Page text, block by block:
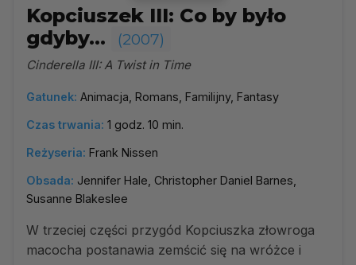
Kopciuszek III: Co by było
gdyby...
(2007)
Cinderella III: A Twist in Time
Gatunek: Animacja, Romans, Familijny, Fantasy
Czas trwania: 1 godz. 10 min.
Reżyseria: Frank Nissen
Obsada: Jennifer Hale, Christopher Daniel Barnes,
Susanne Blakeslee
W trzeciej części przygód Kopciuszka złowroga
macocha postanawia zemścić się na wróżce i